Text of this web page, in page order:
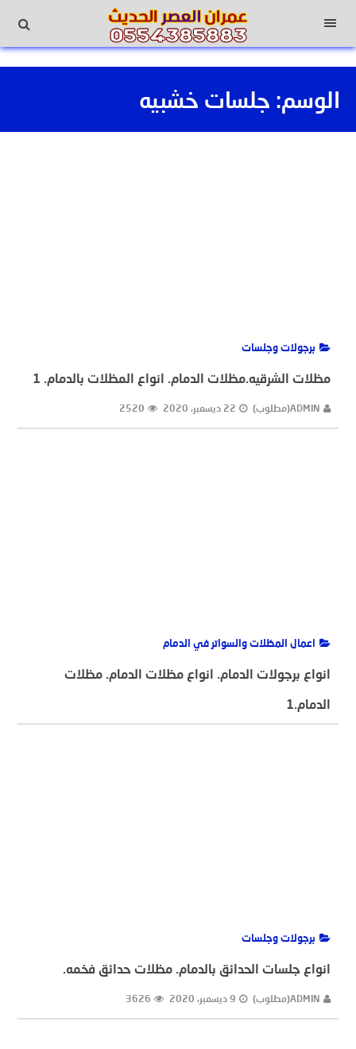
القائمة
الوسم: جلسات خشبيه
برجولات وجلسات
مظلات الشرقيه.مظلات الدمام. انواع المظلات بالدمام. 1
ADMIN(مطلوب) 22 ديسمبر، 2020 2520
اعمال المظلات والسواتر في الدمام
انواع برجولات الدمام. انواع مظلات الدمام. مظلات
الدمام.1
برجولات وجلسات
انواع جلسات الحدائق بالدمام. مظلات حدائق فخمه.
ADMIN(مطلوب) 9 ديسمبر، 2020 3626